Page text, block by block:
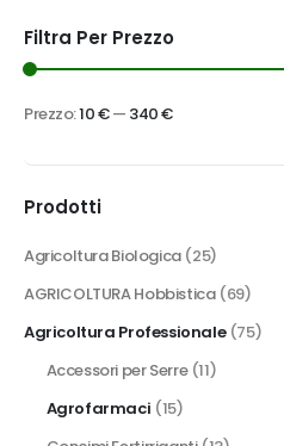
Filtra Per Prezzo
Prezzo:10 €— 340 €
Prodotti
Agricoltura Biologica (25)
AGRICOLTURA Hobbistica (69)
Agricoltura Professionale (75)
Accessori per Serre (11)
Agrofarmaci (15)